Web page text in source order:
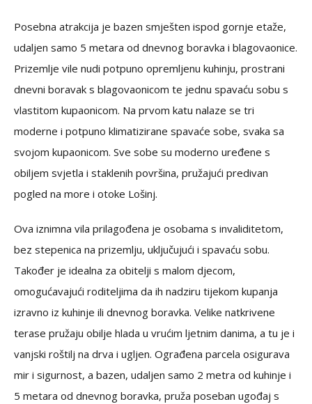
Posebna atrakcija je bazen smješten ispod gornje etaže,
udaljen samo 5 metara od dnevnog boravka i blagovaonice.
Prizemlje vile nudi potpuno opremljenu kuhinju, prostrani
dnevni boravak s blagovaonicom te jednu spavaću sobu s
vlastitom kupaonicom. Na prvom katu nalaze se tri
moderne i potpuno klimatizirane spavaće sobe, svaka sa
svojom kupaonicom. Sve sobe su moderno uređene s
obiljem svjetla i staklenih površina, pružajući predivan
pogled na more i otoke Lošinj.
Ova iznimna vila prilagođena je osobama s invaliditetom,
bez stepenica na prizemlju, uključujući i spavaću sobu.
Također je idealna za obitelji s malom djecom,
omogućavajući roditeljima da ih nadziru tijekom kupanja
izravno iz kuhinje ili dnevnog boravka. Velike natkrivene
terase pružaju obilje hlada u vrućim ljetnim danima, a tu je i
vanjski roštilj na drva i ugljen. Ograđena parcela osigurava
mir i sigurnost, a bazen, udaljen samo 2 metra od kuhinje i
5 metara od dnevnog boravka, pruža poseban ugođaj s